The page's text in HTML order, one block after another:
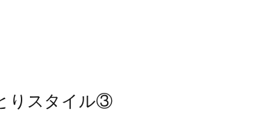
りスタイル③